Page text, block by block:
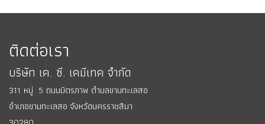
ติดต่อเรา
บริษัท เค. ซี. เคมีเทค จำกัด
311 หมู่ 5 ถนนมิตรภาพ ตำบลขามทะเลสอ
อำเภอขามทะเลสอ จังหวัดนครราชสีมา